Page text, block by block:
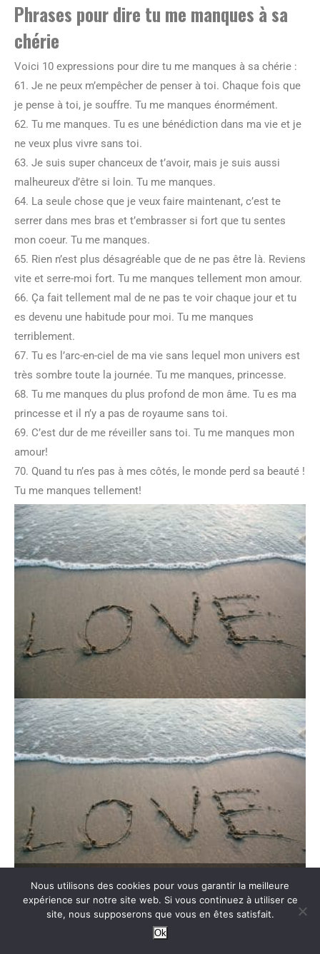
Phrases pour dire tu me manques à sa
chérie
Voici 10 expressions pour dire tu me manques à sa chérie :
61. Je ne peux m’empêcher de penser à toi. Chaque fois que
je pense à toi, je souffre. Tu me manques énormément.
62. Tu me manques. Tu es une bénédiction dans ma vie et je
ne veux plus vivre sans toi.
63. Je suis super chanceux de t’avoir, mais je suis aussi
malheureux d’être si loin. Tu me manques.
64. La seule chose que je veux faire maintenant, c’est te
serrer dans mes bras et t’embrasser si fort que tu sentes
mon coeur. Tu me manques.
65. Rien n’est plus désagréable que de ne pas être là. Reviens
vite et serre-moi fort. Tu me manques tellement mon amour.
66. Ça fait tellement mal de ne pas te voir chaque jour et tu
es devenu une habitude pour moi. Tu me manques
terriblement.
67. Tu es l’arc-en-ciel de ma vie sans lequel mon univers est
très sombre toute la journée. Tu me manques, princesse.
68. Tu me manques du plus profond de mon âme. Tu es ma
princesse et il n’y a pas de royaume sans toi.
69. C’est dur de me réveiller sans toi. Tu me manques mon
amour!
70. Quand tu n’es pas à mes côtés, le monde perd sa beauté !
Tu me manques tellement!
Textes courts d’amour pour exprimer
Nous utilisons des cookies pour vous garantir la meilleure
expérience sur notre site web. Si vous continuez à utiliser ce
site, nous supposerons que vous en êtes satisfait.
Ok